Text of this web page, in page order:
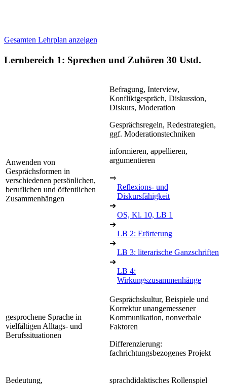
Gesamten Lehrplan anzeigen
Lernbereich 1: Sprechen und Zuhören 30 Ustd.
Anwenden von
Gesprächsformen in
verschiedenen persönlichen,
beruflichen und öffentlichen
Zusammenhängen
Befragung, Interview,
Konfliktgespräch, Diskussion,
Diskurs, Moderation
Gesprächsregeln, Redestrategien,
ggf. Moderationstechniken
informieren, appellieren,
argumentieren
⇒
Reflexions- und
Diskursfähigkeit
➔
OS, Kl. 10, LB 1
➔
LB 2: Erörterung
➔
LB 3: literarische Ganzschriften
➔
LB 4:
Wirkungszusammenhänge
gesprochene Sprache in
vielfältigen Alltags- und
Berufssituationen
Gesprächskultur, Beispiele und
Korrektur unangemessener
Kommunikation, nonverbale
Faktoren
Differenzierung:
fachrichtungsbezogenes Projekt
Bedeutung, sprachdidaktisches Rollenspiel